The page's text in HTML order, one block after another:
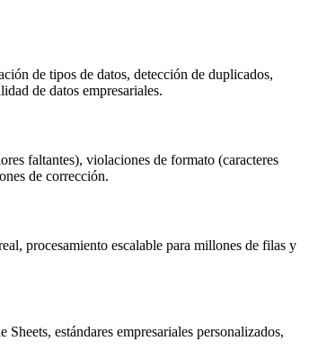
de tipos de datos, detección de duplicados,
de datos empresariales.
faltantes), violaciones de formato (caracteres
de corrección.
procesamiento escalable para millones de filas y
estándares empresariales personalizados,